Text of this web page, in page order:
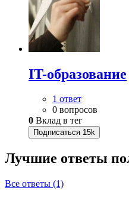
IT-образование
1 ответ
0 вопросов
0 Вклад в тег
Подписаться 15k
Лучшие ответы
Все ответы (1)